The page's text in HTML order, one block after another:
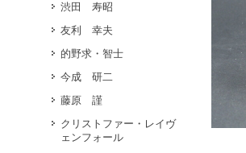
渋田 寿昭
友利 幸夫
的野求・智士
今成 研二
藤原 謹
クリストファー・レイヴ
ェンフォール